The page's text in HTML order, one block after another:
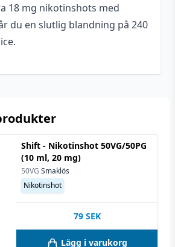
18 mg nikotinshots med
du en slutlig blandning på 240
Shift - Nikotinshot 50VG/50PG
(10 ml, 20 mg)
50VG Smaklös
Nikotinshot
79 SEK
Lägg i varukorg